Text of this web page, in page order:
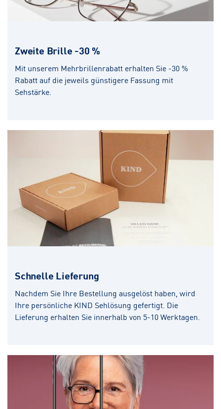
Zweite Brille -30 %
Mit unserem Mehrbrillenrabatt erhalten Sie -30 %
Rabatt auf die jeweils günstigere Fassung mit
Sehstärke.
Schnelle Lieferung
Nachdem Sie Ihre Bestellung ausgelöst haben, wird
Ihre persönliche KIND Sehlösung gefertigt. Die
Lieferung erhalten Sie innerhalb von 5-10 Werktagen.